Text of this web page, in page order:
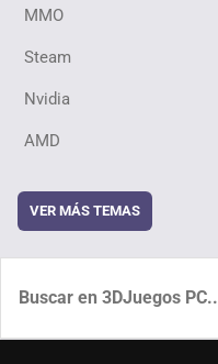
MMO
Steam
Nvidia
AMD
VER MÁS TEMAS